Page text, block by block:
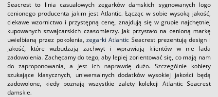
Seacrest to linia casualowych zegarków damskich sygnowanych logo
cenionego producenta jakim jest Atlantic. Łącząc w sobie wysoką jakość,
ciekawe wzornictwo i przystępną cenę, znajdują się w grupie najchętniej
kupowanych szwajcarskich czasomierzy. Jak przystało na cenioną markę
uwielbianą przez pokolenia,zegarki Atlantic Seacrest prezentują design i
jakość, które wzbudzają zachwyt i wprawiają klientów w nie lada
zadowolenia. Zachęcamy do tego, aby lepiej zorientować się, co mają nam
do zaproponowania, a jest ich naprawdę dużo. Szczególnie kobiety
szukające klasycznych, uniwersalnych dodatków wysokiej jakości będą
zadowolone, kiedy poznają wszystkie zalety kolekcji Atlantic Seacrest
damskie.